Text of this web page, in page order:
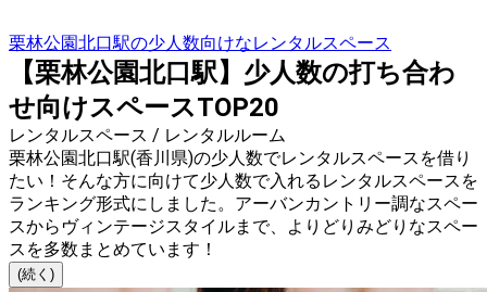
栗林公園北口駅の少人数向けなレンタルスペース
【栗林公園北口駅】少人数の打ち合わ
せ向けスペースTOP20
レンタルスペース / レンタルルーム
栗林公園北口駅(香川県)の少人数でレンタルスペースを借り
たい！そんな方に向けて少人数で入れるレンタルスペースを
ランキング形式にしました。アーバンカントリー調なスペー
スからヴィンテージスタイルまで、よりどりみどりなスペー
スを多数まとめています！
(続く)